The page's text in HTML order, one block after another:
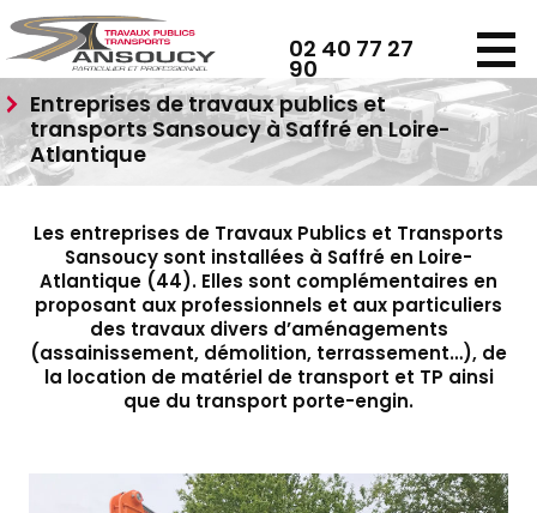
02 40 77 27
90
Entreprises de travaux publics et
transports Sansoucy à Saffré en Loire-
Atlantique
Les entreprises de Travaux Publics et Transports
Sansoucy sont installées à Saffré en Loire-
Atlantique (44). Elles sont complémentaires en
proposant aux professionnels et aux particuliers
des travaux divers d’aménagements
(assainissement, démolition, terrassement…), de
la location de matériel de transport et TP ainsi
que du transport porte-engin.
Panneau de gestion des cookies